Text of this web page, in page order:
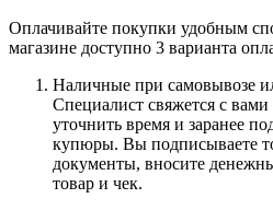
Оплачивайте покупки удобным
магазине доступно 3 варианта
Наличные при самовывозе
Специалист свяжется с
уточнить время и заранее
купюры. Вы подписываете
документы, вносите
товар и чек.